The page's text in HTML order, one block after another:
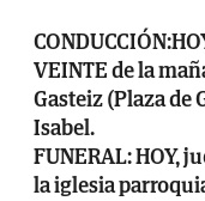
VEINTE de la
Gasteiz (Plaza de
Isabel.
FUNERAL: HOY,
la iglesia